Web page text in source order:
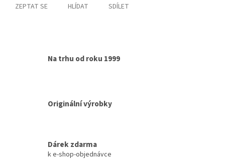
ZEPTAT SE HLÍDAT SDÍLET
Na trhu od roku 1999
Originální výrobky
Dárek zdarma
k e-shop-objednávce